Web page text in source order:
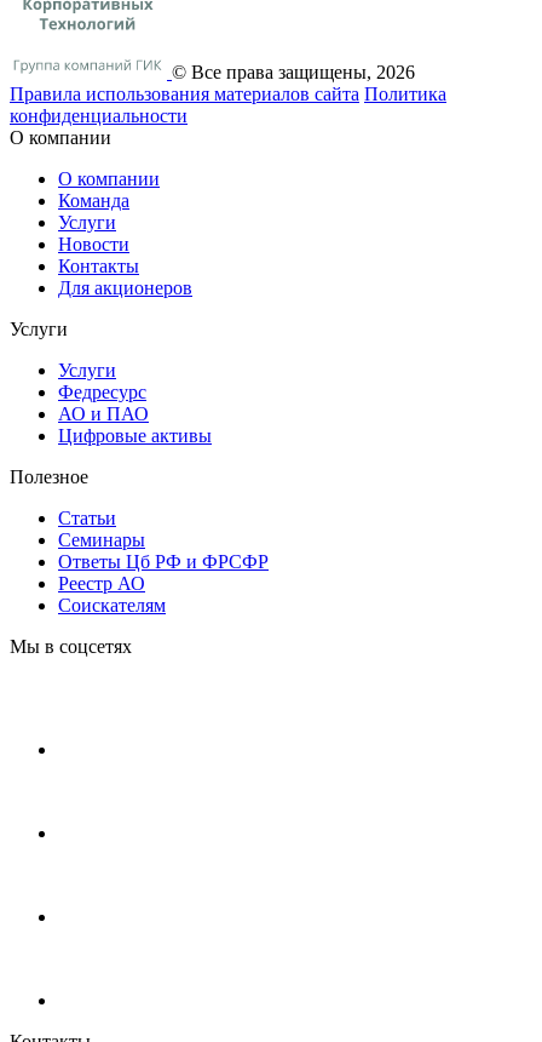
© Все права защищены, 2026
Правила использования материалов сайта Политика
конфиденциальности
О компании
О компании
Команда
Услуги
Новости
Контакты
Для акционеров
Услуги
Услуги
Федресурс
АО и ПАО
Цифровые активы
Полезное
Статьи
Cеминары
Ответы Цб РФ и ФРСФР
Реестр АО
Соискателям
Мы в соцсетях